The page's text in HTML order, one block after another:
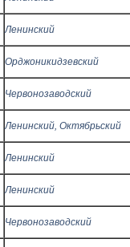
Ленинский
Орджоникидзевский
Червонозаводский
Ленинский, Октябрьский
Ленинский
Ленинский
Червонозаводский